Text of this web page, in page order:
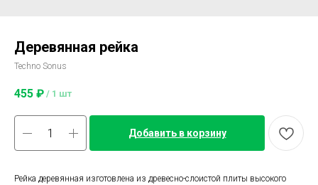
Деревянная рейка
Techno Sonus
455 ₽ / 1 шт
Добавить в корзину
Рейка деревянная изготовлена из древесно-слоистой плиты высокого